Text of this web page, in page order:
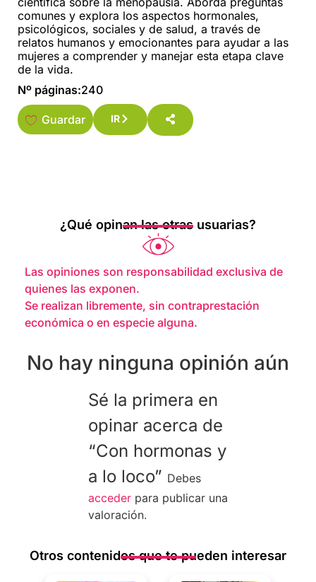
comunes y explora los aspectos hormonales,
psicológicos, sociales y de salud, a través de
relatos humanos y emocionantes para ayudar a las
mujeres a comprender y manejar esta etapa clave
de la vida.
Nº páginas:240
Guardar IR
¿Qué opinan las otras usuarias?
Las opiniones son responsabilidad exclusiva de
quienes las exponen.
Se realizan libremente, sin contraprestación
económica o en especie alguna.
No hay ninguna opinión aún
Sé la primera en
opinar acerca de
“Con hormonas y
a lo loco” Debes
accederpara publicar una
valoración.
Otros contenidos que te pueden interesar